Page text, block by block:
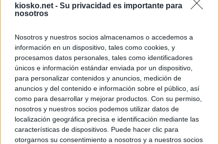
kiosko.net - Su privacidad es importante para
nosotros
Nosotros y nuestros socios almacenamos o accedemos a
información en un dispositivo, tales como cookies, y
procesamos datos personales, tales como identificadores
únicos e información estándar enviada por un dispositivo,
para personalizar contenidos y anuncios, medición de
anuncios y del contenido e información sobre el público, así
como para desarrollar y mejorar productos. Con su permiso,
nosotros y nuestros socios podemos utilizar datos de
localización geográfica precisa e identificación mediante las
características de dispositivos. Puede hacer clic para
otorgarnos su consentimiento a nosotros y a nuestros socios